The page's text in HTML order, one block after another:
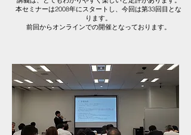
本セミナーは2008年にスタートし、今回は第33回目とな
ります。
前回からオンラインでの開催となっております。